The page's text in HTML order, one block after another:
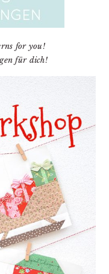
for you!
für dich!